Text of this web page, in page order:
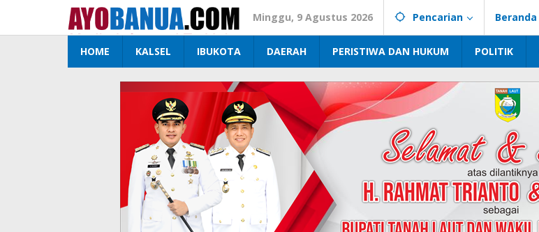
konten
Minggu, 9 Agustus 2026 Pencarian Beranda
HOME KALSEL IBUKOTA DAERAH PERISTIWA DAN HUKUM POLITIK